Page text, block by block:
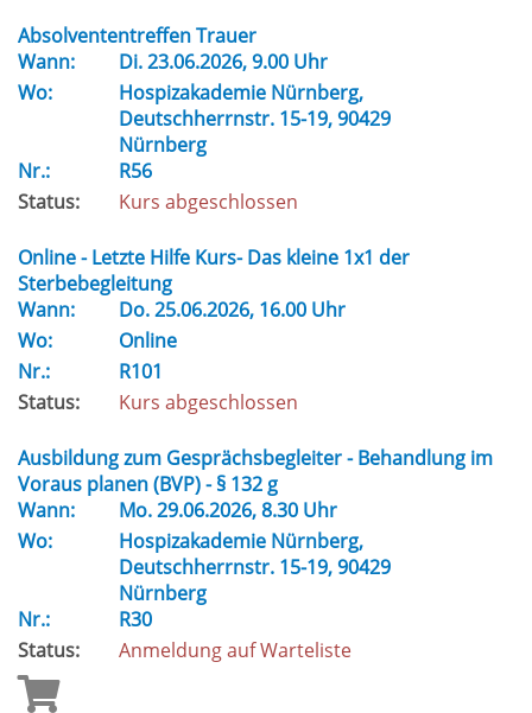
Absolvententreffen Trauer
Wann:
Di.23.06.2026, 9.00 Uhr
Wo:
Hospizakademie Nürnberg,
Deutschherrnstr. 15-19, 90429
Nürnberg
Nr.:
R56
Status:
Kurs abgeschlossen
Online - Letzte Hilfe Kurs- Das kleine 1x1 der
Sterbebegleitung
Wann:
Do.25.06.2026, 16.00 Uhr
Wo:
Online
Nr.:
R101
Status:
Kurs abgeschlossen
Ausbildung zum Gesprächsbegleiter - Behandlung im
Voraus planen (BVP) - § 132 g
Wann:
Mo.29.06.2026, 8.30 Uhr
Wo:
Hospizakademie Nürnberg,
Deutschherrnstr. 15-19, 90429
Nürnberg
Nr.:
R30
Status:
Anmeldung auf Warteliste